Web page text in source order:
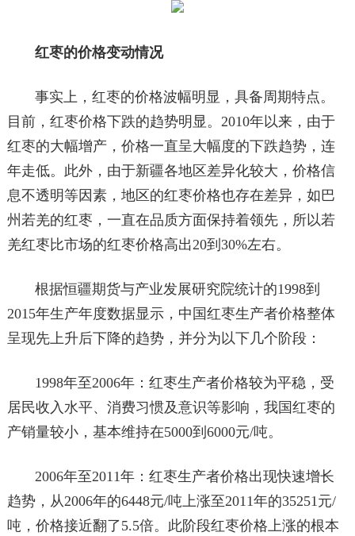
红枣的价格变动情况
事实上，红枣的价格波幅明显，具备周期特点。
目前，红枣价格下跌的趋势明显。2010年以来，由于
红枣的大幅增产，价格一直呈大幅度的下跌趋势，连
年走低。此外，由于新疆各地区差异化较大，价格信
息不透明等因素，地区的红枣价格也存在差异，如巴
州若羌的红枣，一直在品质方面保持着领先，所以若
羌红枣比市场的红枣价格高出20到30%左右。
根据恒疆期货与产业发展研究院统计的1998到
2015年生产年度数据显示，中国红枣生产者价格整体
呈现先上升后下降的趋势，并分为以下几个阶段：
1998年至2006年：红枣生产者价格较为平稳，受
居民收入水平、消费习惯及意识等影响，我国红枣的
产销量较小，基本维持在5000到6000元/吨。
2006年至2011年：红枣生产者价格出现快速增长
趋势，从2006年的6448元/吨上涨至2011年的35251元/
吨，价格接近翻了5.5倍。此阶段红枣价格上涨的根本